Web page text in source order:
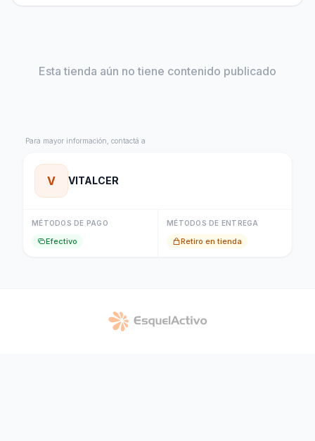
Esta tienda aún no tiene contenido publicado
Para mayor información, contactá a
V VITALCER
MÉTODOS DE PAGO
Efectivo
MÉTODOS DE ENTREGA
Retiro en tienda